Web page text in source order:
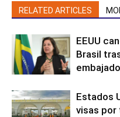
RELATED ARTICLES
EEUU
Brasil
Estados
visas por